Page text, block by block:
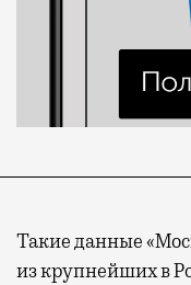
Такие данные
из крупнейших в